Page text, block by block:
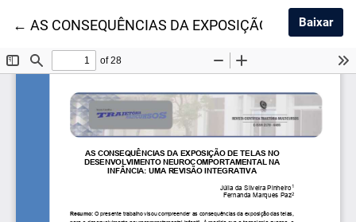
←Voltar aos Detalhes do Artigo
AS CONSEQUÊNCIAS DA EXPOSIÇÃO DE TELAS
Baixar